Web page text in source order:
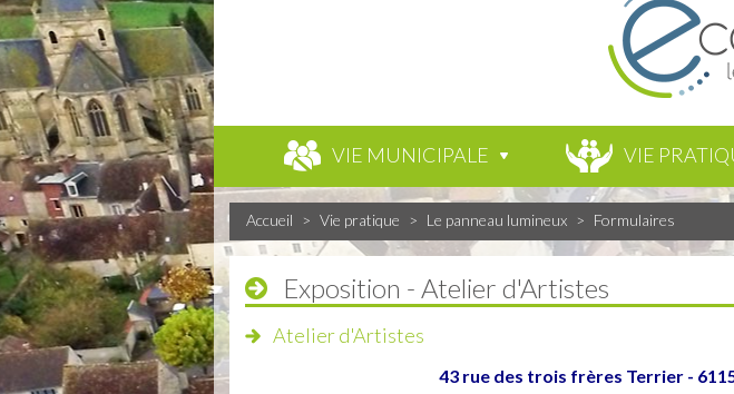
VIE MUNICIPALE VIE
Accueil > Vie pratique > Le panneau lumineux > Formulaires
Exposition - Atelier d'Artistes
Atelier d'Artistes
43 rue des trois frères Terrier -